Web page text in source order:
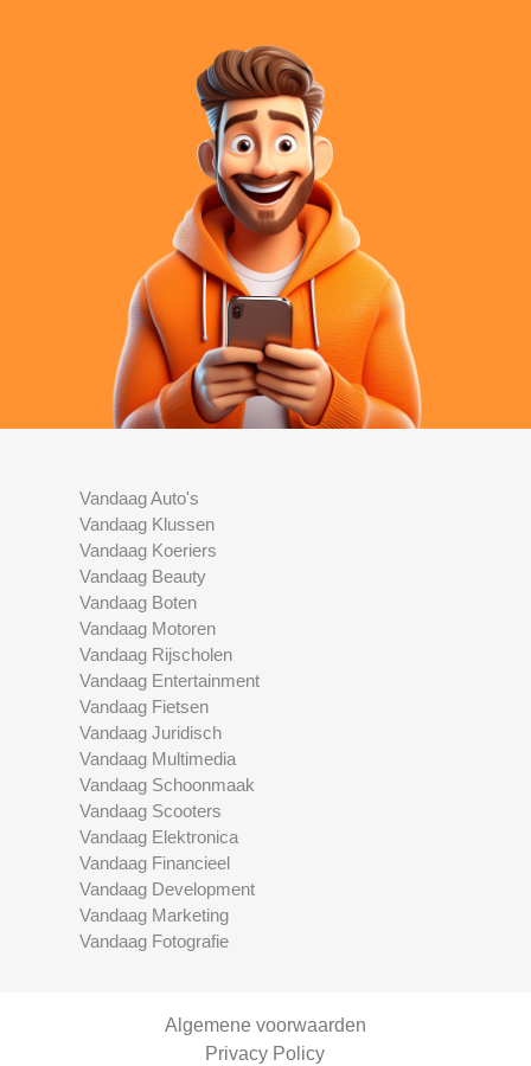
Vandaag Auto's
Vandaag Klussen
Vandaag Koeriers
Vandaag Beauty
Vandaag Boten
Vandaag Motoren
Vandaag Rijscholen
Vandaag Entertainment
Vandaag Fietsen
Vandaag Juridisch
Vandaag Multimedia
Vandaag Schoonmaak
Vandaag Scooters
Vandaag Elektronica
Vandaag Financieel
Vandaag Development
Vandaag Marketing
Vandaag Fotografie
Algemene voorwaarden
Privacy Policy